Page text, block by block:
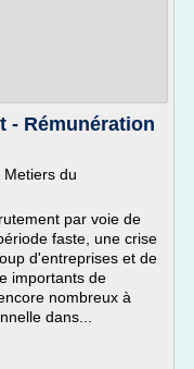
- Rémunération
du
par voie de
faste, une crise
d'entreprises et de
importants de
nombreux à
dans...